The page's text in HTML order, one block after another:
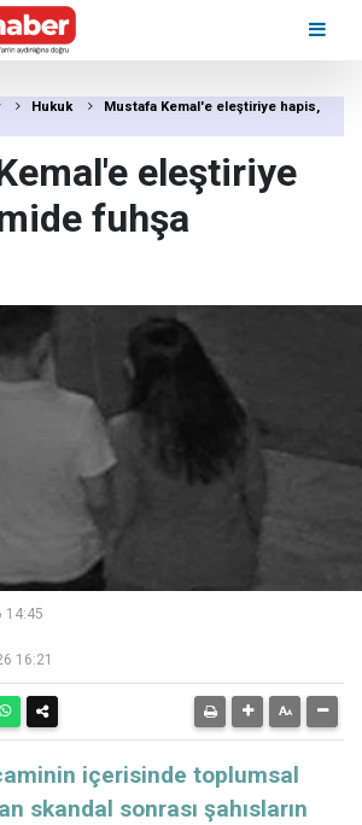
Hukuk
Mustafa Kemal'e eleştiriye hapis,
eleştiriye
fuhşa
14:45
16:21
içerisinde toplumsal
skandal sonrası şahısların